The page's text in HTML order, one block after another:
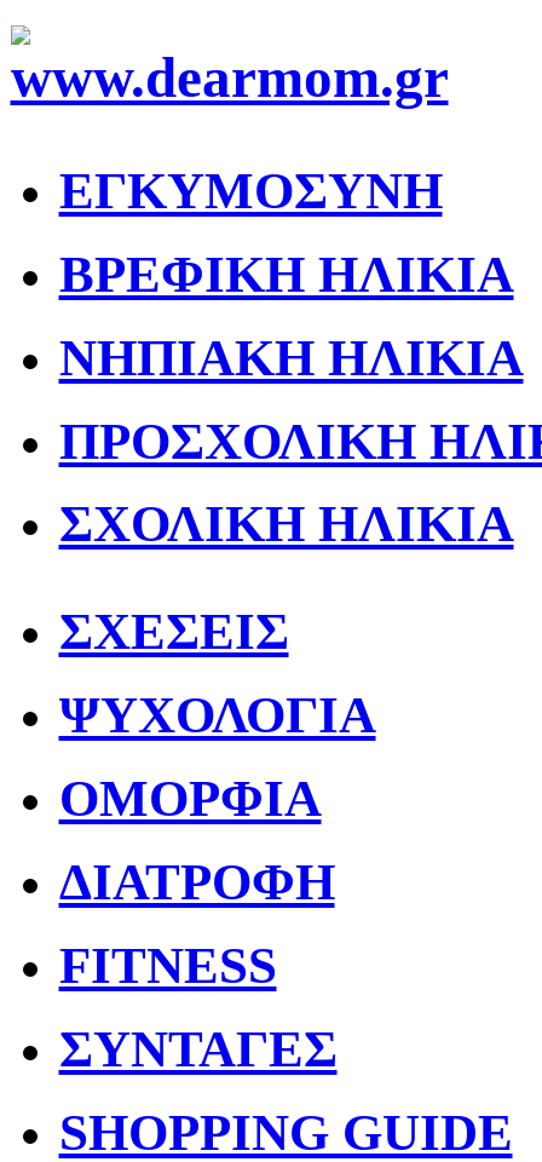
ΕΓΚΥΜΟΣΥΝΗ
ΒΡΕΦΙΚΗ ΗΛΙΚΙΑ
ΝΗΠΙΑΚΗ ΗΛΙΚΙΑ
ΠΡΟΣΧΟΛΙΚΗ
ΣΧΟΛΙΚΗ ΗΛΙΚΙΑ
ΣΧΕΣΕΙΣ
ΨΥΧΟΛΟΓΙΑ
ΟΜΟΡΦΙΑ
ΔΙΑΤΡΟΦΗ
FITNESS
ΣΥΝΤΑΓΕΣ
SHOPPING GUIDE